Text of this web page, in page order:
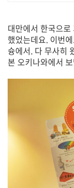
대만에서 한국으
했었는데요. 이번
슝에서. 다 무사히
본 오키나와에서